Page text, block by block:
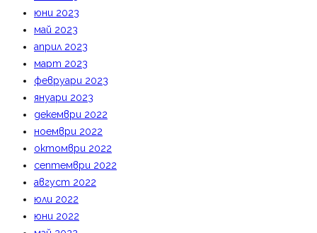
юни 2023
май 2023
април 2023
март 2023
февруари 2023
януари 2023
декември 2022
ноември 2022
октомври 2022
септември 2022
август 2022
юли 2022
юни 2022